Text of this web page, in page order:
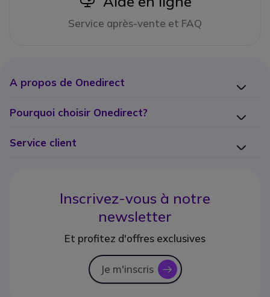
Service après-vente et FAQ
A propos de Onedirect
Pourquoi choisir Onedirect?
Service client
Inscrivez-vous à notre
newsletter
Et profitez d'offres exclusives
Je m'inscris icon